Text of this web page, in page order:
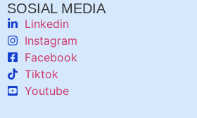
SOSIAL MEDIA
Linkedin
Instagram
Facebook
Tiktok
Youtube